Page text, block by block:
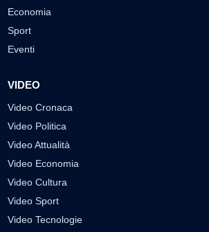
Economia
Sport
Eventi
VIDEO
Video Cronaca
Video Politica
Video Attualità
Video Economia
Video Cultura
Video Sport
Video Tecnologie